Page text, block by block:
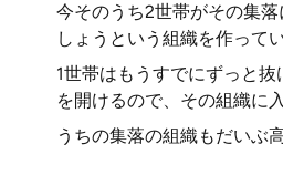
今そのうち2世帯がその集
しょうという組織を作って
1世帯はもうすでにずっと
を開けるので、その組織に
うちの集落の組織もだいぶ